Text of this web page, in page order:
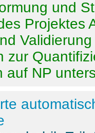
und
Projektes
zur
auf NP